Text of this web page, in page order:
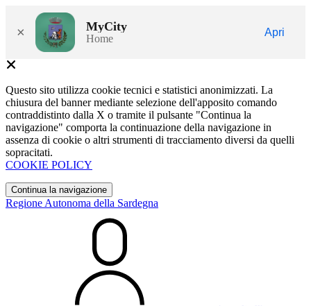
× MyCity
Home
Apri
Questo sito utilizza cookie tecnici e statistici anonimizzati. La
chiusura del banner mediante selezione dell'apposito comando
contraddistinto dalla X o tramite il pulsante "Continua la
navigazione" comporta la continuazione della navigazione in
assenza di cookie o altri strumenti di tracciamento diversi da quelli
sopracitati.
COOKIE POLICY
Continua la navigazione
Regione Autonoma della Sardegna